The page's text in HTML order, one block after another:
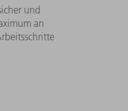
und
an